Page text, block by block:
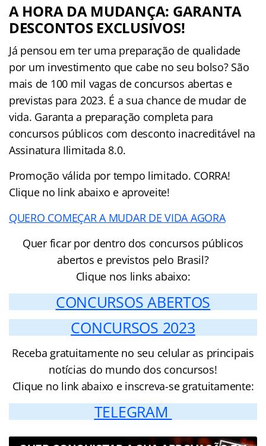
A HORA DA MUDANÇA: GARANTA
DESCONTOS EXCLUSIVOS!
Já pensou em ter uma preparação de qualidade
por um investimento que cabe no seu bolso? São
mais de 100 mil vagas de concursos abertas e
previstas para 2023. É a sua chance de mudar de
vida. Garanta a preparação completa para
concursos públicos com desconto inacreditável na
Assinatura Ilimitada 8.0.
Promoção válida por tempo limitado. CORRA!
Clique no link abaixo e aproveite!
QUERO COMEÇAR A MUDAR DE VIDA AGORA
Quer ficar por dentro dos concursos públicos
abertos e previstos pelo Brasil?
Clique nos links abaixo:
CONCURSOS ABERTOS
CONCURSOS 2023
Receba gratuitamente no seu celular as principais
notícias do mundo dos concursos!
Clique no link abaixo e inscreva-se gratuitamente:
TELEGRAM